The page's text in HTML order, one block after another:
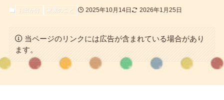
お出かけ 家族のこと 2025年10月14日 2026年1月25日
当ページのリンクには広告が含まれている場合があり
ます。